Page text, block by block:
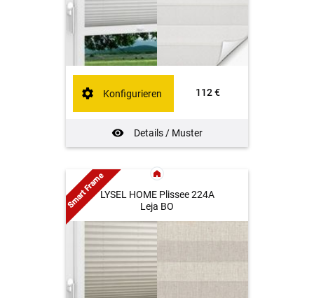
112 €
Details / Muster
Konfigurieren
LYSEL HOME Plissee 224A
Leja BO
Smart Frame